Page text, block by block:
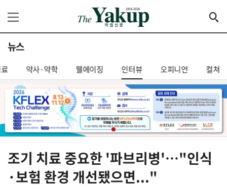
뉴스
약사·약학 웰에이징 인터뷰 오피니언 컬쳐
조기 치료 중요한 '파브리병'…"인식
·보험 환경 개선됐으면..."